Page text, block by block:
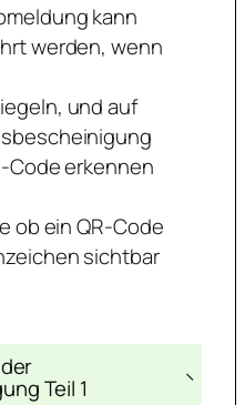
kann
werden, wenn
und auf
Code erkennen
ob ein QR-Code
sichtbar
Teil 1 −